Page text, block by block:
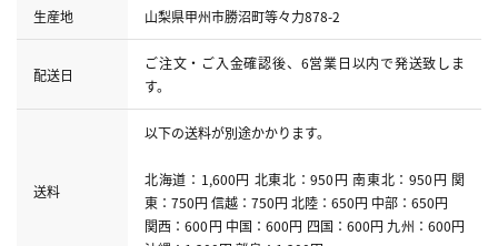
生産地 山梨県甲州市勝沼町等々力878-2
配送日
ご注文・ご入金確認後、6営業日以内で発送致しま
す。
送料
以下の送料が別途かかります。
北海道：1,600円 北東北：950円 南東北：950円 関
東：750円 信越：750円 北陸：650円 中部：650円
関西：600円 中国：600円 四国：600円 九州：600円